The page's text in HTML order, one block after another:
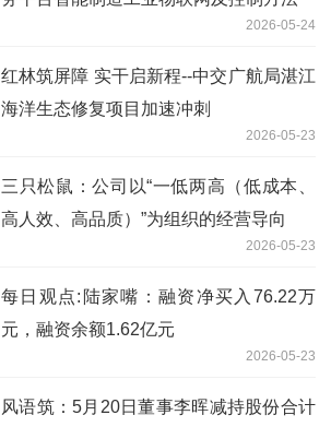
2026-05-24
红林筑屏障 实干启新程--中交广航局湛江
海洋生态修复项目加速冲刺
2026-05-23
三只松鼠：公司以“一低两高（低成本、
高人效、高品质）”为组织的经营导向
2026-05-23
每日观点:陆家嘴：融资净买入76.22万
元，融资余额1.62亿元
2026-05-23
风语筑：5月20日董事李晖减持股份合计